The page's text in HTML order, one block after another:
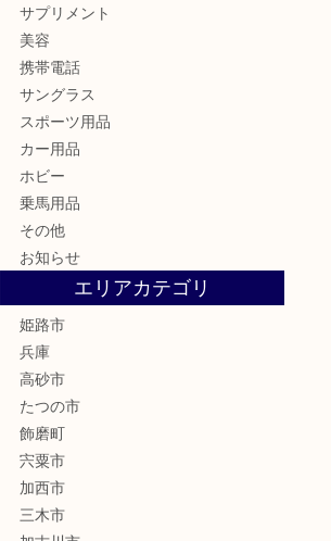
サプリメント
美容
携帯電話
サングラス
スポーツ用品
カー用品
ホビー
乗馬用品
その他
お知らせ
エリアカテゴリ
姫路市
兵庫
高砂市
たつの市
飾磨町
宍粟市
加西市
三木市